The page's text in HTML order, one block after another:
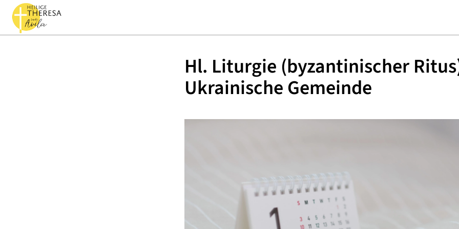
Hl. Liturgie (byzantinischer
Ukrainische Gemeinde